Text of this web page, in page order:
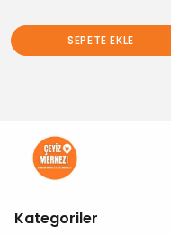
SEPETE EKLE
Kategoriler